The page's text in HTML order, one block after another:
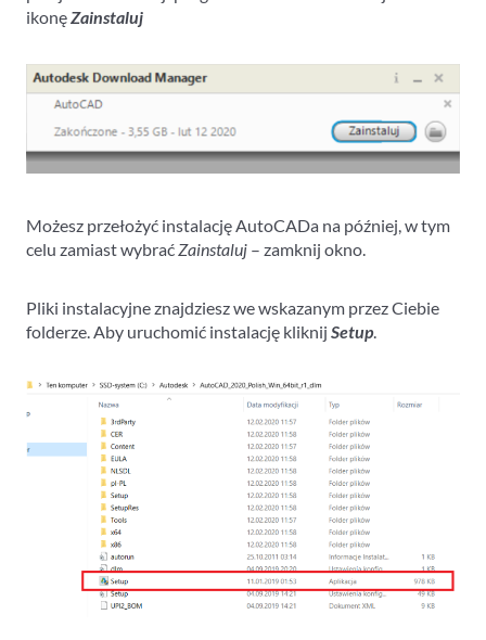
ikonę Zainstaluj
Możesz przełożyć instalację AutoCADa na później, w tym
celu zamiast wybrać Zainstaluj – zamknij okno.
Pliki instalacyjne znajdziesz we wskazanym przez Ciebie
folderze. Aby uruchomić instalację kliknij Setup.